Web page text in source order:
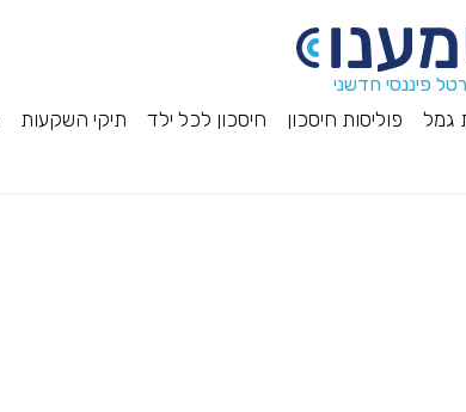
פיננסי חדשני
גמל פוליסות חיסכון חיסכון לכל ילד תיקי השקעות